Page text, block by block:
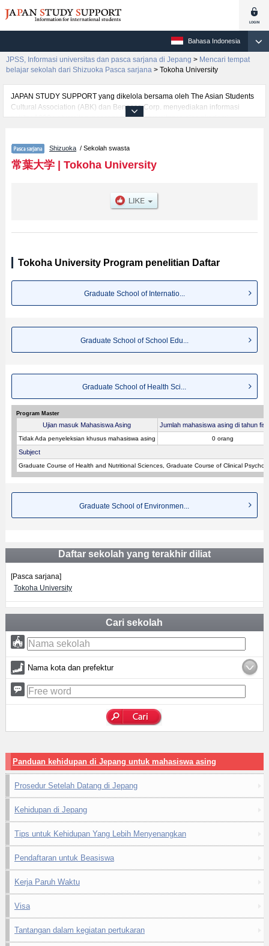
Bahasa Indonesia
JPSS, Informasi universitas dan pasca sarjana di Jepang > Mencari tempat
belajar sekolah dari Shizuoka Pasca sarjana > Tokoha University
JAPAN STUDY SUPPORT yang dikelola bersama oleh The Asian Students
Cultural Association (ABK) dan Benesse Corp. menyediakan informasi
sekitar 1300 universitas, pascasarjana, universitas yunior, akademi
per jurusan riset seperti %% research %%, serta berbagai informasi yang
berguna bagi mahasiswa(i) mancanegara seperti kuota untuk jumlah
pendaftar dan jumlah kelulusan ujian masuk mahasiswa(i) mancanegara,
lainnya. Silakan memanfaatkannya.
Shizuoka / Sekolah swasta
常葉大学| Tokoha University
Tokoha University Program penelitian Daftar
Graduate School of Internatio...
Graduate School of School Edu...
Graduate School of Health Sci...
Program Master
Ujian masuk Mahasiswa Asing Jumlah mahasiswa asing di tahun
Tidak Ada penyeleksian khusus mahasiswa asing 0 orang
Subject
Graduate Course of Health and Nutritional Sciences, Graduate Course of Clinical
Graduate School of Environmen...
Daftar sekolah yang terakhir diliat
[Pasca sarjana]
Tokoha University
Cari sekolah
Nama kota dan prefektur
Panduan kehidupan di Jepang untuk mahasiswa asing
Prosedur Setelah Datang di Jepang
Kehidupan di Jepang
Tips untuk Kehidupan Yang Lebih Menyenangkan
Pendaftaran untuk Beasiswa
Kerja Paruh Waktu
Visa
Tantangan dalam kegiatan pertukaran